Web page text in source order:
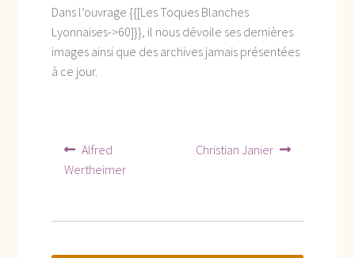
Dans l’ouvrage {{[Les Toques Blanches
Lyonnaises->60]}}, il nous dévoile ses dernières
images ainsi que des archives jamais présentées
à ce jour.
Navigation
de
Article
précédent :
Alfred
Wertheimer
Article
Christian Janier